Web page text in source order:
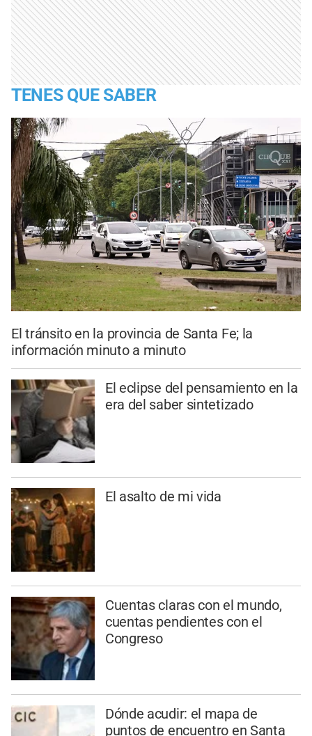
TENES QUE SABER
El tránsito en la provincia de Santa Fe; la
información minuto a minuto
El eclipse del pensamiento en la
era del saber sintetizado
El asalto de mi vida
Cuentas claras con el mundo,
cuentas pendientes con el
Congreso
Dónde acudir: el mapa de
puntos de encuentro en Santa